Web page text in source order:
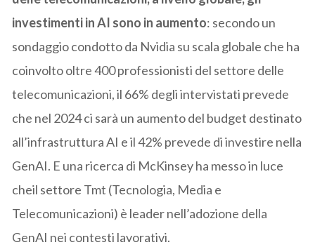
investimenti in AI sono in aumento: secondo un
sondaggio condotto da Nvidia su scala globale che ha
coinvolto oltre 400 professionisti del settore delle
telecomunicazioni, il 66% degli intervistati prevede
che nel 2024 ci sarà un aumento del budget destinato
all’infrastruttura AI e il 42% prevede di investire nella
GenAI. E una ricerca di McKinsey ha messo in luce
cheil settore Tmt (Tecnologia, Media e
Telecomunicazioni) è leader nell’adozione della
GenAI nei contesti lavorativi.